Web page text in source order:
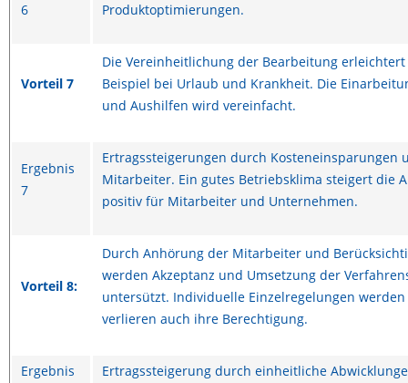
6
Produktoptimierungen.
Vorteil 7
Die Vereinheitlichung der Bearbeitung
Beispiel bei Urlaub und Krankheit. Die
und Aushilfen wird vereinfacht.
Ergebnis
7
Ertragssteigerungen durch Kosteneinsparungen
Mitarbeiter. Ein gutes Betriebsklima steigert die
positiv für Mitarbeiter und Unternehmen.
Vorteil 8:
Durch Anhörung der Mitarbeiter und
werden Akzeptanz und Umsetzung der
untersützt. Individuelle Einzelregelungen
verlieren auch ihre Berechtigung.
Ergebnis
Ertragssteigerung durch einheitliche